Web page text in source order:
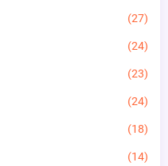
(27)
(24)
(23)
(24)
(18)
(14)